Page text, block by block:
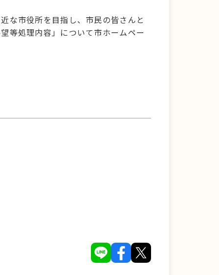
な市役所を目指し、市民の皆さんと
等処理内容」について市ホームペー